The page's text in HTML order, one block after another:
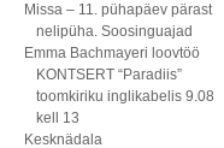
Missa – 11. pühapäev pärast
nelipüha. Soosinguajad
Emma Bachmayeri loovtöö
KONTSERT “Paradiis”
toomkiriku inglikabelis 9.08
kell 13
Kesknädala